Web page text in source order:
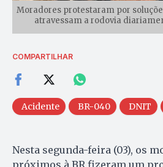
Moradores protestaram por
atravessam a rodovia
COMPARTILHAR
Acidente BR-040 DNIT
Nesta segunda-feira (03), os
próximos à BR fizeram um